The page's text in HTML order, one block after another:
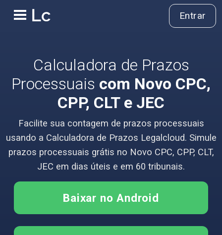
Entrar
Calculadora de Prazos
Processuais com Novo CPC,
CPP, CLT e JEC
Facilite sua contagem de prazos processuais
usando a Calculadora de Prazos Legalcloud. Simule
prazos processuais grátis no Novo CPC, CPP, CLT,
JEC em dias úteis e em 60 tribunais.
Baixar no Android